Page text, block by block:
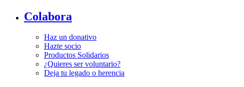
Colabora
Haz un donativo
Hazte socio
Productos Solidarios
¿Quieres ser voluntario?
Deja tu legado o herencia